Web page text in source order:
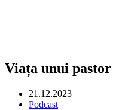
Viața unui
21.12.2023
Podcast